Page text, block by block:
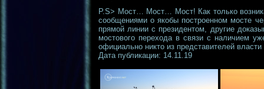
P.S> Мост… Мост… Мост! Как только
сообщениями о якобы построенном мосте
прямой линии с президентом, другие
мостового перехода в связи с наличием
официально никто из представителей
Дата публикации: 14.11.19